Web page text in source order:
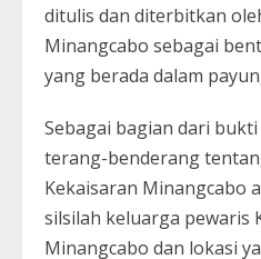
ditulis dan diterbitkan
Minangcabo sebagai
yang berada dalam
Sebagai bagian dari
terang-benderang
Kekaisaran Minangcabo
silsilah keluarga pewaris
Minangcabo dan lokasi